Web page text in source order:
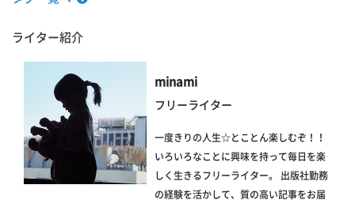
ライター紹介
minami
フリーライター
一度きりの人生☆とことん楽しむぞ！！
いろいろなことに興味を持って毎日を楽
しく生きるフリーライター。 出版社勤務
の経験を活かして、質の高い記事をお届